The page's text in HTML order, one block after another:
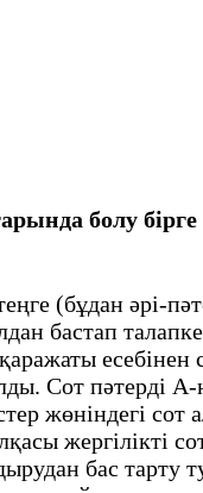
болу
(бұдан әрі-
бастап
Сот пәтерді
жөніндегі
жергілікті
бас тарту